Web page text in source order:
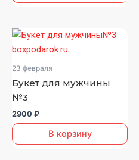
23 февраля
Букет для мужчины
№3
2900 ₽
В корзину